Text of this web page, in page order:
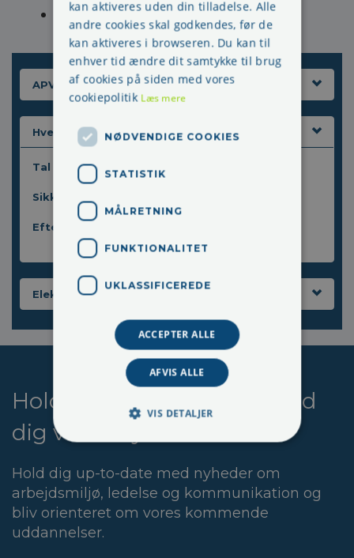
Efter sikkerhedsrunden
APV
Hvem skal gøre hvad og hvorfor
Tal med kolleger
Sikkerhedsrundering
Efter sikkerhedsrunden
Elektronisk APV
Hold dig opdateret - tilmeld
dig vores nyhedsbrev
Hold dig up-to-date med nyheder om
arbejdsmiljø, ledelse og kommunikation og
bliv orienteret om vores kommende
uddannelser.
kan aktiveres uden din tilladelse. Alle
andre cookies skal godkendes, før de
kan aktiveres i browseren. Du kan til
enhver tid ændre dit samtykke til brug
af cookies på siden med vores
cookiepolitik Læs mere
NØDVENDIGE COOKIES
STATISTIK
MÅLRETNING
FUNKTIONALITET
UKLASSIFICEREDE
ACCEPTER ALLE
AFVIS ALLE
VIS DETALJER